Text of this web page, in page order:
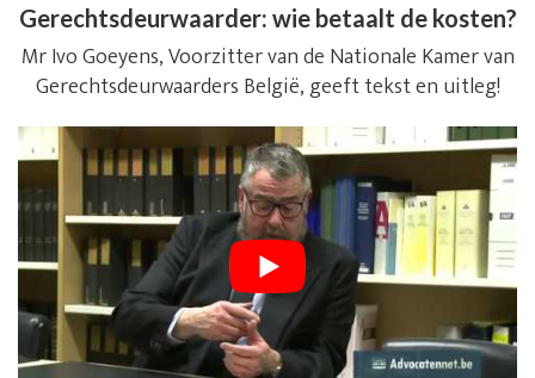
Gerechtsdeurwaarder: wie betaalt de kosten?
Mr Ivo Goeyens, Voorzitter van de Nationale Kamer van
Gerechtsdeurwaarders België, geeft tekst en uitleg!